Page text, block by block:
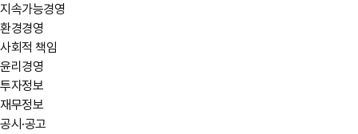
지속가능경영
환경경영
사회적 책임
윤리경영
투자정보
재무정보
공시·공고